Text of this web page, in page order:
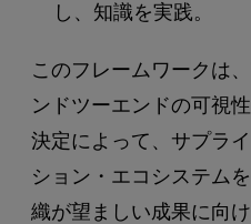
し、知識を実践。
このフレームワークは
ンドツーエンドの可視
決定によって、サプラ
ション・エコシステム
織が望ましい成果に向